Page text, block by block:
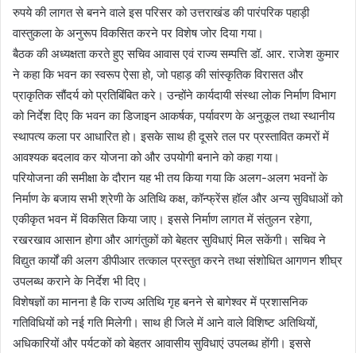
रुपये की लागत से बनने वाले इस परिसर को उत्तराखंड की पारंपरिक पहाड़ी
वास्तुकला के अनुरूप विकसित करने पर विशेष जोर दिया गया।
बैठक की अध्यक्षता करते हुए सचिव आवास एवं राज्य सम्पत्ति डॉ. आर. राजेश कुमार
ने कहा कि भवन का स्वरूप ऐसा हो, जो पहाड़ की सांस्कृतिक विरासत और
प्राकृतिक सौंदर्य को प्रतिबिंबित करे। उन्होंने कार्यदायी संस्था लोक निर्माण विभाग
को निर्देश दिए कि भवन का डिजाइन आकर्षक, पर्यावरण के अनुकूल तथा स्थानीय
स्थापत्य कला पर आधारित हो। इसके साथ ही दूसरे तल पर प्रस्तावित कमरों में
आवश्यक बदलाव कर योजना को और उपयोगी बनाने को कहा गया।
परियोजना की समीक्षा के दौरान यह भी तय किया गया कि अलग-अलग भवनों के
निर्माण के बजाय सभी श्रेणी के अतिथि कक्ष, कॉन्फ्रेंस हॉल और अन्य सुविधाओं को
एकीकृत भवन में विकसित किया जाए। इससे निर्माण लागत में संतुलन रहेगा,
रखरखाव आसान होगा और आगंतुकों को बेहतर सुविधाएं मिल सकेंगी। सचिव ने
विद्युत कार्यों की अलग डीपीआर तत्काल प्रस्तुत करने तथा संशोधित आगणन शीघ्र
उपलब्ध कराने के निर्देश भी दिए।
विशेषज्ञों का मानना है कि राज्य अतिथि गृह बनने से बागेश्वर में प्रशासनिक
गतिविधियों को नई गति मिलेगी। साथ ही जिले में आने वाले विशिष्ट अतिथियों,
अधिकारियों और पर्यटकों को बेहतर आवासीय सुविधाएं उपलब्ध होंगी। इससे